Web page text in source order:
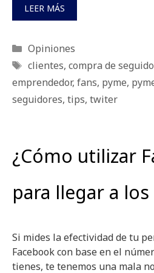
LEER MÁS
Categorías
Opiniones
Etiquetas
clientes, compra de
emprendedor, fans, pyme,
seguidores, tips, twiter
¿Cómo utilizar
para llegar a
Si mides la efectividad de tu
Facebook con base en el
tienes, te tenemos una mala